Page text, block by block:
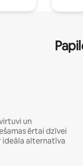
un
ērtai dzīvei
ideāla alternatīva